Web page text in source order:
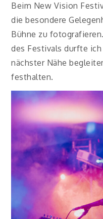
Beim New Vision
die besondere
Bühne zu
des Festivals durfte
nächster Nähe
festhalten.